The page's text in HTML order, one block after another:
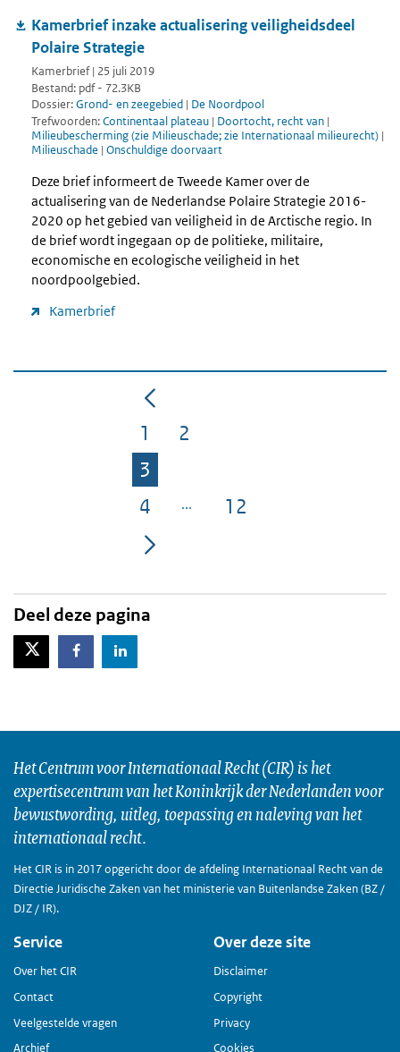
Kamerbrief inzake actualisering veiligheidsdeel
Polaire Strategie
Kamerbrief | 25 juli 2019
Bestand: pdf - 72.3KB
Dossier:Grond- en zeegebied | De Noordpool
Trefwoorden:Continentaal plateau | Doortocht, recht van |
Milieubescherming (zie Milieuschade; zie Internationaal milieurecht) |
Milieuschade | Onschuldige doorvaart
Deze brief informeert de Tweede Kamer over de
actualisering van de Nederlandse Polaire Strategie 2016-
2020 op het gebied van veiligheid in de Arctische regio. In
de brief wordt ingegaan op de politieke, militaire,
economische en ecologische veiligheid in het
noordpoolgebied.
Kamerbrief
Pagina
1 Pagina
2
Pagina
3
Pagina
4 Pagina
12
Deel deze pagina
X-TwitterFacebookLinkedIn
Het Centrum voor Internationaal Recht (CIR) is het
expertisecentrum van het Koninkrijk der Nederlanden voor
bewustwording, uitleg, toepassing en naleving van het
internationaal recht.
Het CIR is in 2017 opgericht door de afdeling Internationaal Recht van de
Directie Juridische Zaken van het ministerie van Buitenlandse Zaken (BZ /
DJZ / IR).
Service
Over het CIR
Contact
Veelgestelde vragen
Archief
Over deze site
Disclaimer
Copyright
Privacy
Cookies